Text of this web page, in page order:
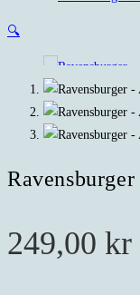
🔍
249,00 kr